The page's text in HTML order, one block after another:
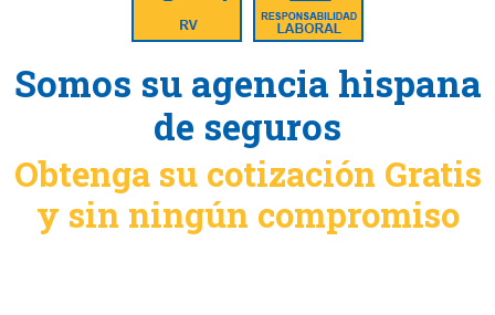
Somos su agencia hispana
de seguros
Obtenga su cotización Gratis
y sin ningún compromiso